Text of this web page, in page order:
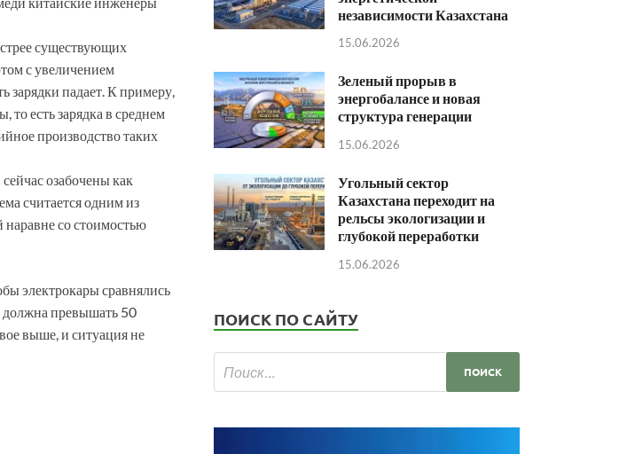
существующих
с увеличением
зарядки падает. К примеру,
то есть зарядка в среднем
производство таких
озабочены как
считается одним из
со стоимостью
электрокары сравнялись
должна превышать 50
выше, и ситуация не
независимости Казахстана
15.06.2026
Зеленый прорыв в
энергобалансе и новая
структура генерации
15.06.2026
Угольный сектор
Казахстана переходит на
рельсы экологизации и
глубокой переработки
15.06.2026
ПОИСК ПО САЙТУ